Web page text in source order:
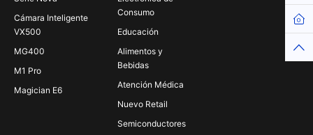
Cámara Inteligente
VX500
MG400
M1 Pro
Magician E6
Consumo
Educación
Alimentos y
Bebidas
Atención Médica
Nuevo Retail
Semiconductores
Top